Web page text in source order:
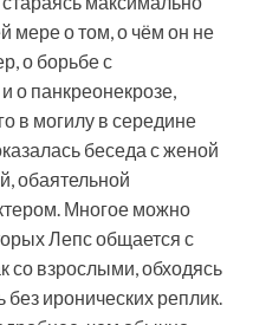
мере о том, о чём он не
о борьбе с
о панкреонекрозе,
в могилу в середине
беседа с женой
обаятельной
Многое можно
Лепс общается с
со взрослыми, обходясь
иронических реплик.